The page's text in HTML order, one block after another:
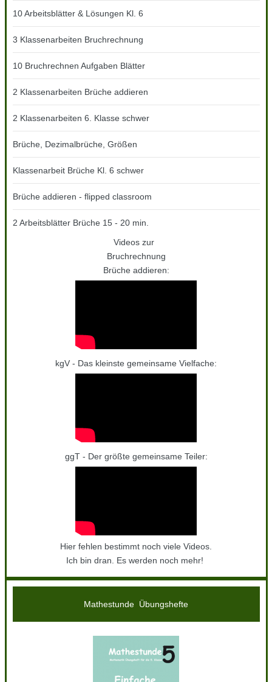
10 Arbeitsblätter & Lösungen Kl. 6
3 Klassenarbeiten Bruchrechnung
10 Bruchrechnen Aufgaben Blätter
2 Klassenarbeiten Brüche addieren
2 Klassenarbeiten 6. Klasse schwer
Brüche, Dezimalbrüche, Größen
Klassenarbeit Brüche Kl. 6 schwer
Brüche addieren - flipped classroom
2 Arbeitsblätter Brüche 15 - 20 min.
Videos zur
Bruchrechnung
Brüche addieren:
kgV - Das kleinste gemeinsame Vielfache:
ggT - Der größte gemeinsame Teiler:
Hier fehlen bestimmt noch viele Videos.
Ich bin dran. Es werden noch mehr!
Mathestunde Übungshefte